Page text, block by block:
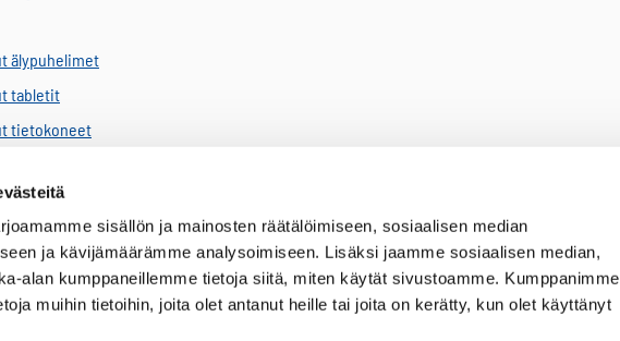
sisällön ja mainosten räätälöimiseen, sosiaalisen median
ja kävijämäärämme analysoimiseen. Lisäksi jaamme sosiaalisen median,
alan kumppaneillemme tietoja siitä, miten käytät sivustoamme. Kumppanimme
muihin tietoihin, joita olet antanut heille tai joita on kerätty, kun olet käyttänyt
älypuhelimet
tabletit
tietokoneet
kenttäkännykät